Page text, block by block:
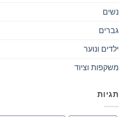
נשים
גברים
ילדים ונוער
משקפות וציוד
תגיות